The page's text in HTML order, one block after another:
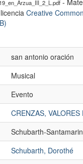
-
Creative
san antonio oración
Musical
Evento
CRENZAS,
Schubarth-
Schubarth, Dorothé